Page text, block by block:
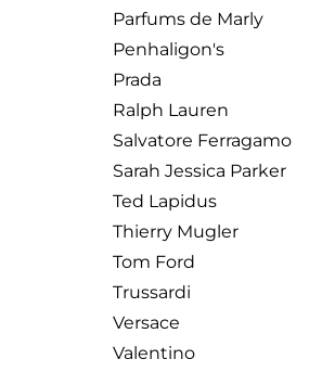
Parfums de Marly
Penhaligon's
Prada
Ralph Lauren
Salvatore Ferragamo
Sarah Jessica Parker
Ted Lapidus
Thierry Mugler
Tom Ford
Trussardi
Versace
Valentino